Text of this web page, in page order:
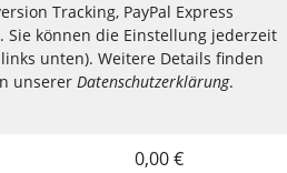
Tracking, PayPal Express
Sie können die Einstellung jederzeit
unten). Weitere Details finden
unserer Datenschutzerklärung.
0,00 €